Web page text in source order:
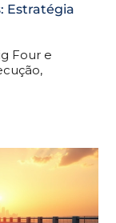
Estratégia
Four e